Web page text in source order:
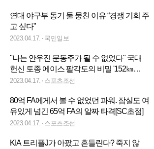
연대 야구부 동기 둘 뭉친 이유 “경쟁 기회 주
고 싶다”
2023.04.17. 국민일보
"나는 안우진 문동주가 될 수 없었다" 국대
헌신 토종 에이스 팔각도의 비밀 '152㎞
→149㎞' 시즌 첫 승 비결
2023.04.17. 스포츠조선
80억 FA에게서 볼 수 없었던 파워. 잠실도 여
유있게 넘긴 65억 FA의 알짜 타격[SC초점]
2023.04.17. 스포츠조선
KIA 트리플J가 아팠고 흔들린다? 죽지 않